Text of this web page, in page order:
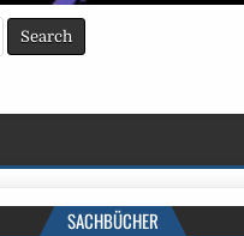
SACHBÜCHER